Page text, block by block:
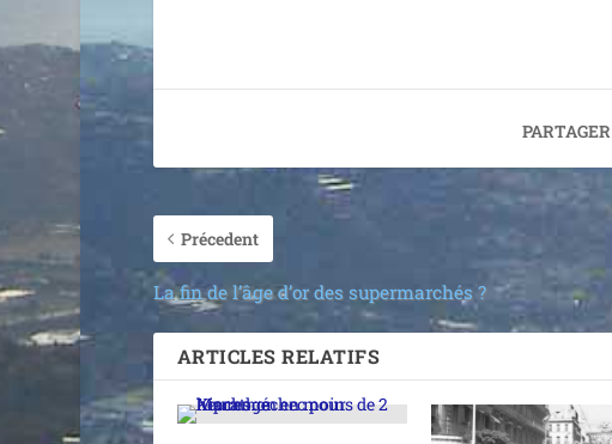
Précedent
La fin de l’âge d’or des supermarchés ?
ARTICLES RELATIFS